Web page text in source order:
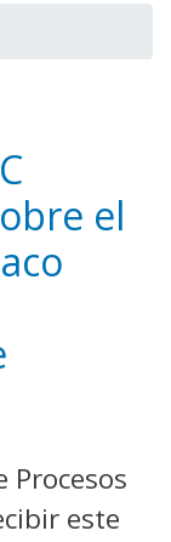
el
Procesos
este